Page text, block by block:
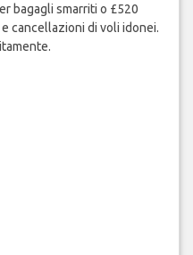
bagagli smarriti o £520
cancellazioni di voli idonei.